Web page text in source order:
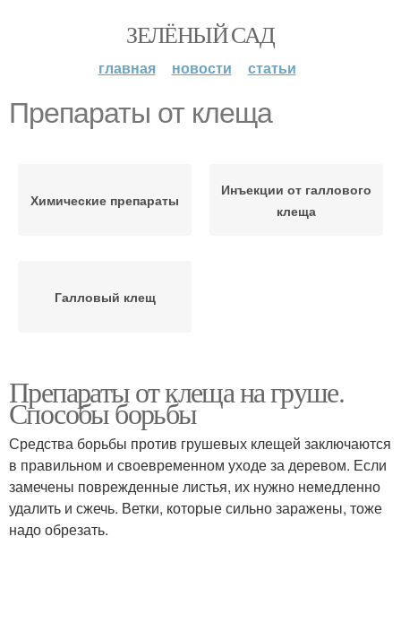
ЗЕЛЁНЫЙ САД
главная новости статьи
Препараты от клеща
Химические препараты
Инъекции от галлового
клеща
Галловый клещ
Препараты от клеща на груше.
Способы борьбы
Средства борьбы против грушевых клещей заключаются
в правильном и своевременном уходе за деревом. Если
замечены поврежденные листья, их нужно немедленно
удалить и сжечь. Ветки, которые сильно заражены, тоже
надо обрезать.